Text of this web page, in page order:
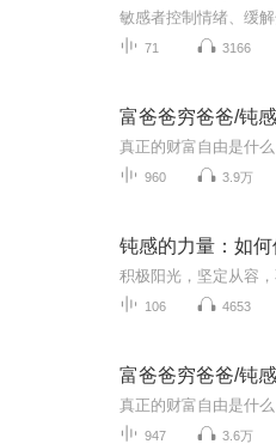
71 3166
富爸爸穷爸爸/钝
960 3.9万
钝感的力量：如
106 4653
富爸爸穷爸爸/钝
947 3.6万